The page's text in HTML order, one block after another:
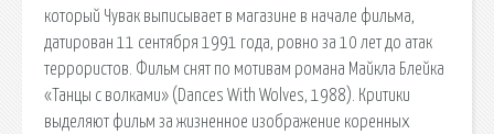
который Чувак выписывает в магазине в начале фильма,
датирован 11 сентября 1991 года, ровно за 10 лет до атак
террористов. Фильм снят по мотивам романа Майкла Блейка
«Танцы с волками» (Dances With Wolves, 1988). Критики
выделяют фильм за жизненное изображение коренных